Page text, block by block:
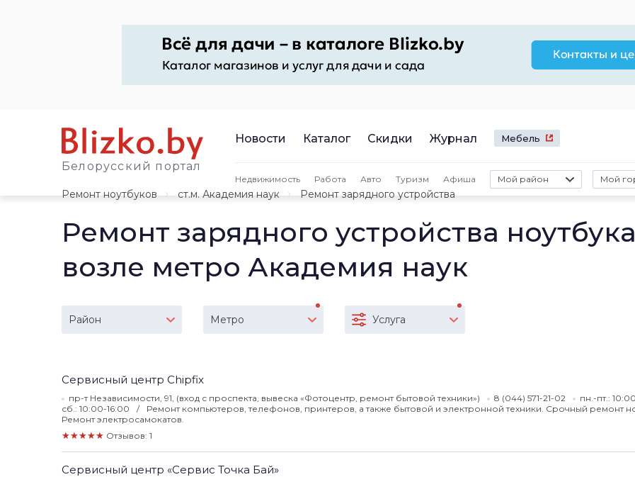
Белорусский портал
Новости Каталог Скидки Журнал Мебель
Недвижимость Работа Авто Туризм Афиша Мой район Мой
Ремонт ноутбуков
ст.м. Академия наук Ремонт зарядного устройства
Ремонт зарядного устройства ноутбука
возле метро Академия наук
Район Метро Услуга
Сервисный центр Chipfix
пр-т Независимости, 91, (вход с проспекта, вывеска «Фотоцентр, ремонт бытовой техники») 8 (044) 571-21-02
пн.-пт.:
сб.: 10:00-16:00
Ремонт компьютеров, телефонов, принтеров, а также бытовой и электронной техники. Срочный ремонт
Ремонт электросамокатов.
★★★★★ Отзывов: 1
Сервисный центр «Сервис Точка Бай»